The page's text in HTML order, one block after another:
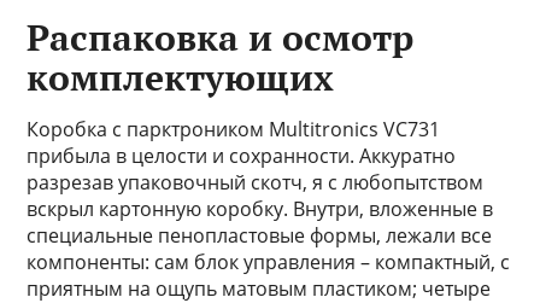
Распаковка и осмотр
комплектующих
Коробка с парктроником Multitronics VC731
прибыла в целости и сохранности. Аккуратно
разрезав упаковочный скотч, я с любопытством
вскрыл картонную коробку. Внутри, вложенные в
специальные пенопластовые формы, лежали все
компоненты: сам блок управления – компактный, с
приятным на ощупь матовым пластиком; четыре